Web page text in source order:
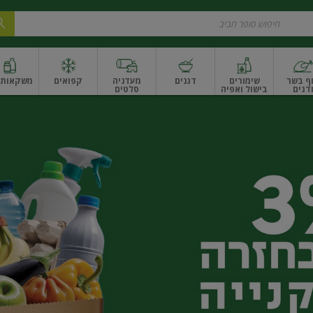
בשר
ודגים
שימורים
בישול ואפיה
דגנים מעדניה
סלטים
ונקניקים
קפואים משקאות
ואגוזיםפירות יבשים ארוזפירות יבשים בתפזורתפיצוחים, אגוזים